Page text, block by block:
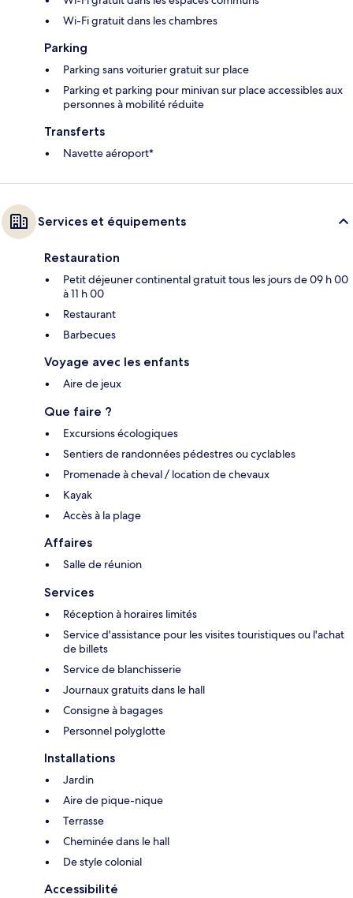
Wi-Fi gratuit dans les chambres
Parking
Parking sans voiturier gratuit sur place
Parking et parking pour minivan sur place accessibles aux
personnes à mobilité réduite
Transferts
Navette aéroport*
Services et équipements
Restauration
Petit déjeuner continental gratuit tous les jours de 09 h 00
à 11 h 00
Restaurant
Barbecues
Voyage avec les enfants
Aire de jeux
Que faire ?
Excursions écologiques
Sentiers de randonnées pédestres ou cyclables
Promenade à cheval / location de chevaux
Kayak
Accès à la plage
Affaires
Salle de réunion
Services
Réception à horaires limités
Service d'assistance pour les visites touristiques ou l'achat
de billets
Service de blanchisserie
Journaux gratuits dans le hall
Consigne à bagages
Personnel polyglotte
Installations
Jardin
Aire de pique-nique
Terrasse
Cheminée dans le hall
De style colonial
Accessibilité